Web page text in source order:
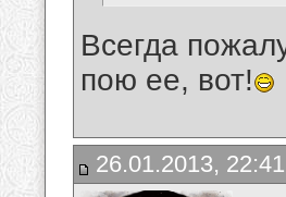
Всегда
пою ее, вот!
26.01.2013, 22:41